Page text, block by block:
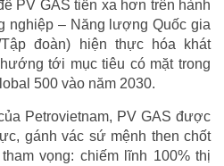
PV GAS tiến xa hơn trên hành
nghiệp – Năng lượng Quốc gia
Tập đoàn) hiện thực hóa khát
tới mục tiêu có mặt trong
500 vào năm 2030.
Petrovietnam, PV GAS được
gánh vác sứ mệnh then chốt
vọng: chiếm lĩnh 100% thị